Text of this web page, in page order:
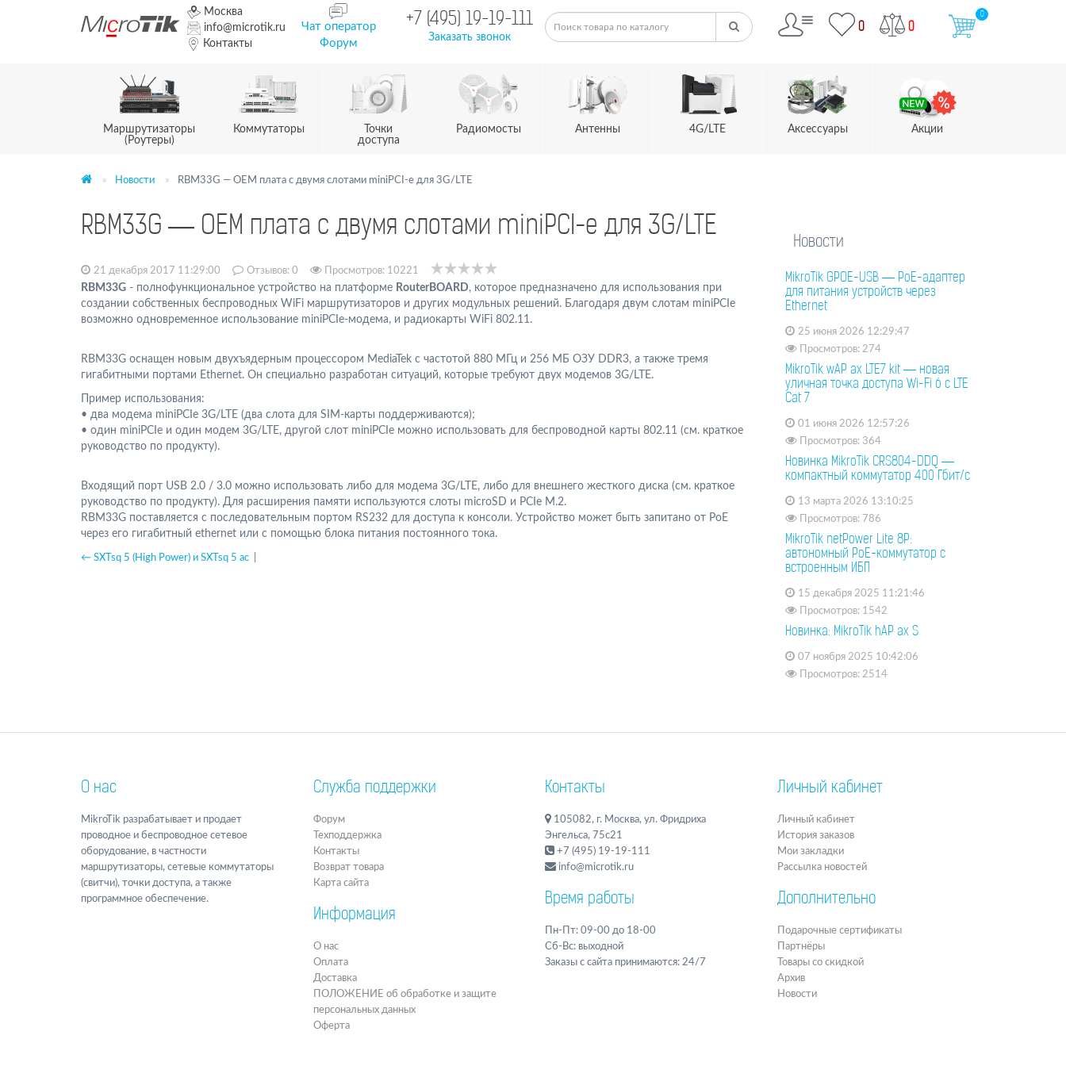
Москва
info@microtik.ru
Контакты
Чат оператор
Форум
+7 (495) 19-19-111
Заказать звонок
0 0
0
Маршрутизаторы
(Роутеры)
Коммутаторы
Точки
доступа
Радиомосты Антенны 4G/LTE Аксессуары Акции
Новости RBM33G — OEM плата с двумя слотами miniPCI-e для 3G/LTE
RBM33G — OEM плата с двумя слотами miniPCI-e для 3G/LTE
21 декабря 2017 11:29:00 Отзывов: 0 Просмотров: 10221
RBM33G - полнофункциональное устройство на платформе RouterBOARD, которое предназначено для использования при
создании собственных беспроводных WiFi маршрутизаторов и других модульных решений. Благодаря двум слотам miniPCIe
возможно одновременное использование miniPCIe-модема, и радиокарты WiFi 802.11.
RBM33G оснащен новым двухъядерным процессором MediaTek с частотой 880 МГц и 256 МБ ОЗУ DDR3, а также тремя
гигабитными портами Ethernet. Он специально разработан ситуаций, которые требуют двух модемов 3G/LTE.
Пример использования:
• два модема miniPCIe 3G/LTE (два слота для SIM-карты поддерживаются);
• один miniPCIe и один модем 3G/LTE, другой слот miniPCIe можно использовать для беспроводной карты 802.11 (см. краткое
руководство по продукту).
Входящий порт USB 2.0 / 3.0 можно использовать либо для модема 3G/LTE, либо для внешнего жесткого диска (см. краткое
руководство по продукту). Для расширения памяти используются слоты microSD и PCIe M.2.
RBM33G поставляется с последовательным портом RS232 для доступа к консоли. Устройство может быть запитано от PoE
через его гигабитный ethernet или с помощью блока питания постоянного тока.
← SXTsq 5 (High Power) и SXTsq 5 ac
Новости
MikroTik GPOE-USB — PoE-адаптер
для питания устройств через
Ethernet
25 июня 2026 12:29:47
Просмотров: 274
MikroTik wAP ax LTE7 kit — новая
уличная точка доступа Wi-Fi 6 с LTE
Cat 7
01 июня 2026 12:57:26
Просмотров: 364
Новинка MikroTik CRS804-DDQ —
компактный коммутатор 400 Гбит/с
13 марта 2026 13:10:25
Просмотров: 786
MikroTik netPower Lite 8P:
автономный PoE-коммутатор с
встроенным ИБП
15 декабря 2025 11:21:46
Просмотров: 1542
Новинка: MikroTik hAP ax S
07 ноября 2025 10:42:06
Просмотров: 2514
О нас
MikroTik разрабатывает и продает
проводное и беспроводное сетевое
оборудование, в частности
маршрутизаторы, сетевые коммутаторы
(свитчи), точки доступа, а также
программное обеспечение.
Служба поддержки
Форум
Техподдержка
Контакты
Возврат товара
Карта сайта
Информация
О нас
Оплата
Доставка
ПОЛОЖЕНИЕ об обработке и защите
персональных данных
Оферта
Контакты
105082, г. Москва, ул. Фридриха
Энгельса, 75с21
+7 (495) 19-19-111
info@microtik.ru
Время работы
Пн-Пт: 09-00 до 18-00
Сб-Вс: выходной
Заказы с сайта принимаются: 24/7
Личный кабинет
Личный кабинет
История заказов
Мои закладки
Рассылка новостей
Дополнительно
Подарочные сертификаты
Партнёры
Товары со скидкой
Архив
Новости